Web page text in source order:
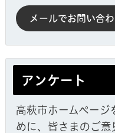
メールでお問い合
アンケート
高萩市ホームページ
めに、皆さまのご